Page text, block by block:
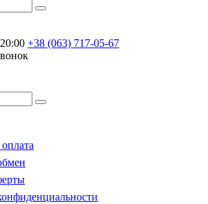
+38 (063) 717-05-67